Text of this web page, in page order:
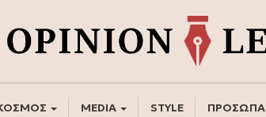
MEDIA STYLE ΠΡΟΣΩΠΑ